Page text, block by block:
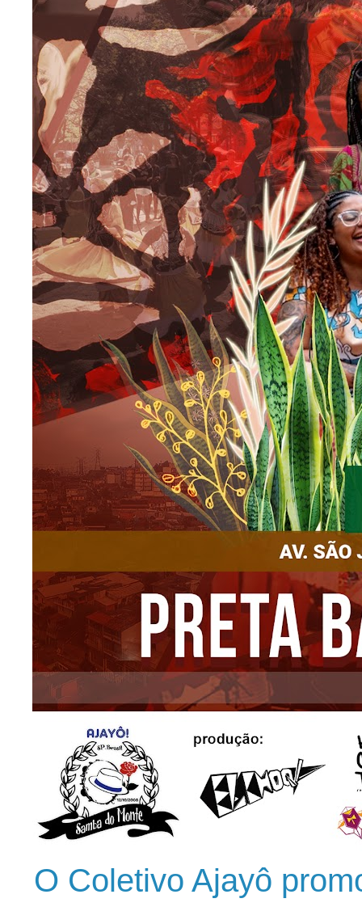
O Coletivo Ajayô